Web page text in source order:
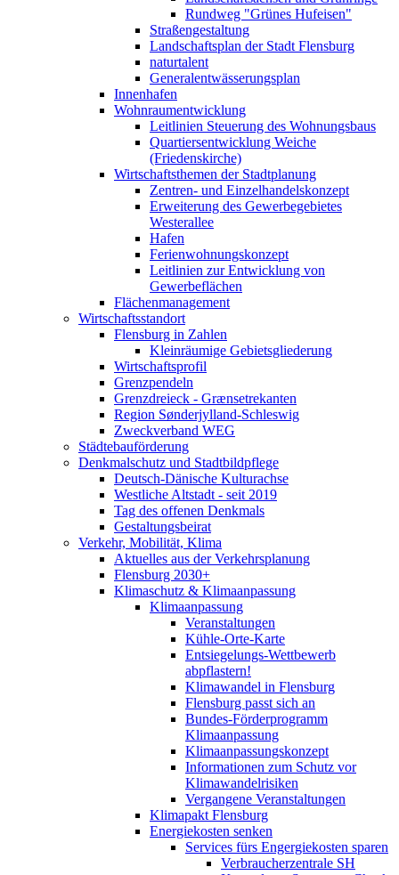
Rundweg "Grünes Hufeisen"
Straßengestaltung
Landschaftsplan der Stadt Flensburg
naturtalent
Generalentwässerungsplan
Innenhafen
Wohnraumentwicklung
Leitlinien Steuerung des Wohnungsbaus
Quartiersentwicklung Weiche
(Friedenskirche)
Wirtschaftsthemen der Stadtplanung
Zentren- und Einzelhandelskonzept
Erweiterung des Gewerbegebietes
Westerallee
Hafen
Ferienwohnungskonzept
Leitlinien zur Entwicklung von
Gewerbeflächen
Flächenmanagement
Wirtschaftsstandort
Flensburg in Zahlen
Kleinräumige Gebietsgliederung
Wirtschaftsprofil
Grenzpendeln
Grenzdreieck - Grænsetrekanten
Region Sønderjylland-Schleswig
Zweckverband WEG
Städtebauförderung
Denkmalschutz und Stadtbildpflege
Deutsch-Dänische Kulturachse
Westliche Altstadt - seit 2019
Tag des offenen Denkmals
Gestaltungsbeirat
Verkehr, Mobilität, Klima
Aktuelles aus der Verkehrsplanung
Flensburg 2030+
Klimaschutz & Klimaanpassung
Klimaanpassung
Veranstaltungen
Kühle-Orte-Karte
Entsiegelungs-Wettbewerb
abpflastern!
Klimawandel in Flensburg
Flensburg passt sich an
Bundes-Förderprogramm
Klimaanpassung
Klimaanpassungskonzept
Informationen zum Schutz vor
Klimawandelrisiken
Vergangene Veranstaltungen
Klimapakt Flensburg
Energiekosten senken
Services fürs Engergiekosten sparen
Verbraucherzentrale SH